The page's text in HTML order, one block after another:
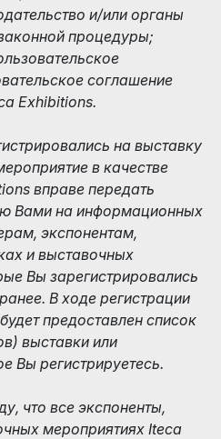
и/или органы
процедуры;
соглашение
Exhibitions.
на выставку
в качестве
вправе передать
Вами на информационных
экспонентам,
и выставочных
Вы зарегистрировались
В ходе регистрации
предоставлен список
выставки или
Вы регистрируетесь.
что все экспоненты,
мероприятиях Iteca